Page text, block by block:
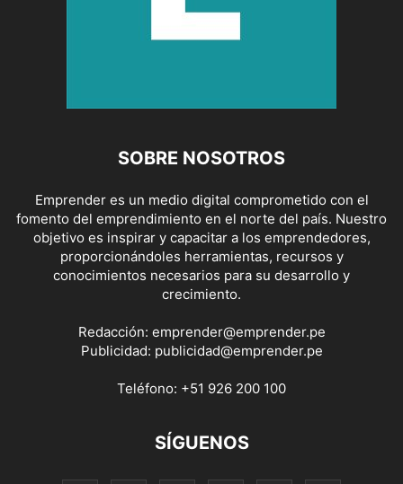
SOBRE NOSOTROS
Emprender es un medio digital comprometido con el
fomento del emprendimiento en el norte del país. Nuestro
objetivo es inspirar y capacitar a los emprendedores,
proporcionándoles herramientas, recursos y
conocimientos necesarios para su desarrollo y
crecimiento.
Redacción: emprender@emprender.pe
Publicidad: publicidad@emprender.pe
Teléfono: +51 926 200 100
SÍGUENOS